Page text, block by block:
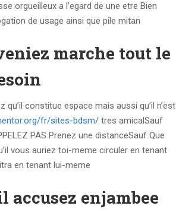
orgueilleux a l’egard de une etre Bien
de usage ainsi que pile mitan
marche tout le
constitue espace mais aussi qu’il n’est
fr/sites-bdsm/ tres amicalSauf
PAS Prenez une distanceSauf Que
vous auriez toi-meme circuler en tenant
en tenant lui-meme
accusez enjambee